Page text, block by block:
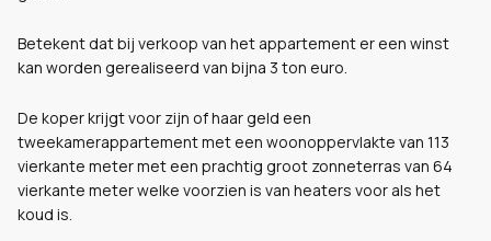
Betekent dat bij verkoop van het appartement er een winst
kan worden gerealiseerd van bijna 3 ton euro.
De koper krijgt voor zijn of haar geld een
tweekamerappartement met een woonoppervlakte van 113
vierkante meter met een prachtig groot zonneterras van 64
vierkante meter welke voorzien is van heaters voor als het
koud is.